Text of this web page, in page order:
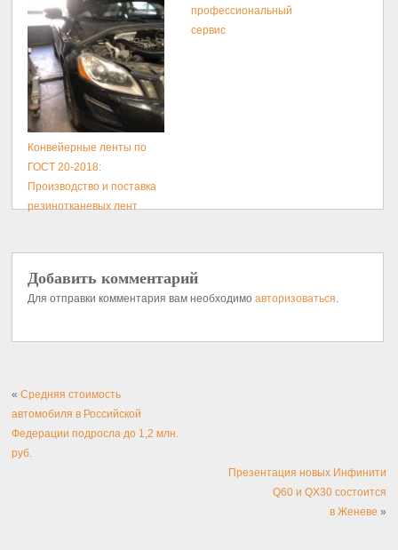
профессиональный
сервис
Конвейерные ленты по
ГОСТ 20-2018:
Производство и поставка
резинотканевых лент
Добавить комментарий
Для отправки комментария вам необходимоавторизоваться.
«Средняя стоимость
автомобиля в Российской
Федерации подросла до 1,2 млн.
руб.
Презентация новых Инфинити
Q60 и QX30 состоится
в Женеве »